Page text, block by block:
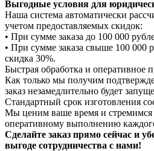
Выгодные условия для
Наша система автоматически
учетом предоставляемых скидок:
• При сумме заказа до 100 000
• При сумме заказа свыше 100 000
скидка 30%.
Быстрая обработка и оперативное
Как только мы получим
заказ незамедлительно будет
Стандартный срок изготовления
Мы ценим ваше время и стремимся
оперативному выполнению
Сделайте заказ прямо сейчас и
выгоде сотрудничества с нами!